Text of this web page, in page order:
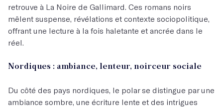
retrouve à La Noire de Gallimard. Ces romans noirs
mêlent suspense, révélations et contexte sociopolitique,
offrant une lecture à la fois haletante et ancrée dans le
réel.
Nordiques : ambiance, lenteur, noirceur sociale
Du côté des pays nordiques, le polar se distingue par une
ambiance sombre, une écriture lente et des intrigues